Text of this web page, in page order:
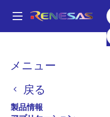
ン
メニュー
戻る
製品情報
パ
く
ず
HZ30-2L
Diodes for